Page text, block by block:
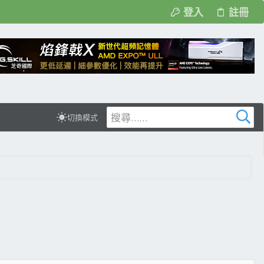
登入 註冊
切換模式